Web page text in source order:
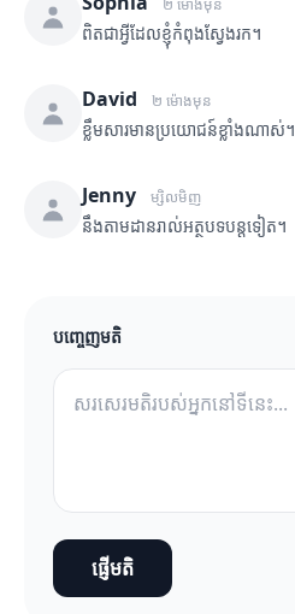
២ ម៉ោងមុន
ពិតជាអ្វីដែលខ្ញុំកំពុងស្វែងរក។
David ២ ម៉ោងមុន
ខ្លឹមសារមានប្រយោជន៍ខ្លាំងណាស់។
Jenny ម្សិលមិញ
នឹងតាមដានរាល់អត្ថបទបន្តទៀត។
បញ្ចេញមតិ
ផ្ញើមតិ